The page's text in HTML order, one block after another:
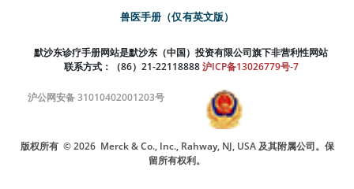
兽医手册（仅有英文版）
默沙东诊疗手册网站是默沙东（中国）投资有限公司旗下非营利性网站
联系方式：（86）21-22118888 沪ICP备13026779号-7
沪公网安备 31010402001203号
版权所有 © 2026 Merck & Co., Inc., Rahway, NJ, USA 及其附属公司。保
留所有权利。